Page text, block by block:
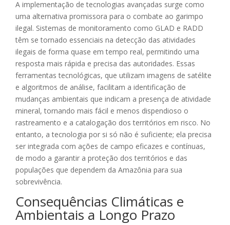
A implementação de tecnologias avançadas surge como
uma alternativa promissora para o combate ao garimpo
ilegal. Sistemas de monitoramento como GLAD e RADD
têm se tornado essenciais na detecção das atividades
ilegais de forma quase em tempo real, permitindo uma
resposta mais rápida e precisa das autoridades. Essas
ferramentas tecnológicas, que utilizam imagens de satélite
e algoritmos de análise, facilitam a identificação de
mudanças ambientais que indicam a presença de atividade
mineral, tornando mais fácil e menos dispendioso o
rastreamento e a catalogação dos territórios em risco. No
entanto, a tecnologia por si só não é suficiente; ela precisa
ser integrada com ações de campo eficazes e contínuas,
de modo a garantir a proteção dos territórios e das
populações que dependem da Amazônia para sua
sobrevivência.
Consequências Climáticas e
Ambientais a Longo Prazo